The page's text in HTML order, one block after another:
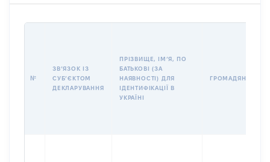
№
ЗВʼЯЗОК ІЗ
СУБʼЄКТОМ
ДЕКЛАРУВАННЯ
ПРІЗВИЩЕ, ІМʼЯ, ПО
БАТЬКОВІ (ЗА
НАЯВНОСТІ) ДЛЯ
ІДЕНТИФІКАЦІЇ В
УКРАЇНІ
ГРОМАДЯНСТВО